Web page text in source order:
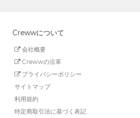
Crewwについて
会社概要
Crewwの沿革
プライバシーポリシー
サイトマップ
利用規約
特定商取引法に基づく表記